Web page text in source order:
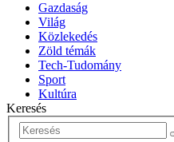
Gazdaság
Világ
Közlekedés
Zöld témák
Tech-Tudomány
Sport
Kultúra
Keresés